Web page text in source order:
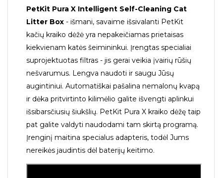
PetKit Pura X Intelligent Self-Cleaning Cat
Litter Box - išmani, savaime išsivalanti PetKit
kačių kraiko dėžė yra nepakeičiamas prietaisas
kiekvienam katės šeimininkui. Įrengtas specialiai
suprojektuotas filtras - jis gerai veikia įvairių rūšių
nešvarumus. Lengva naudoti ir saugu Jūsų
augintiniui. Automatiškai pašalina nemalonų kvapą
ir dėka pritvirtinto kilimėlio galite išvengti aplinkui
išsibarsčiusių šiukšlių. PetKit Pura X kraiko dėžę taip
pat galite valdyti naudodami tam skirtą programą.
Įrenginį maitina specialus adapteris, todėl Jums
nereikės jaudintis dėl baterijų keitimo.